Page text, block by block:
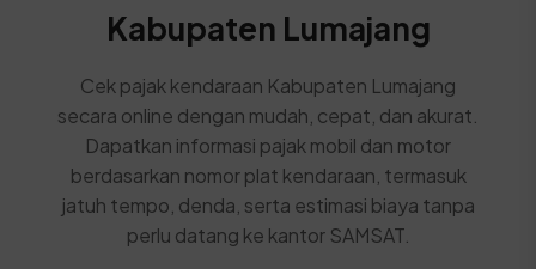
Kabupaten Lumajang
Cek pajak kendaraan Kabupaten Lumajang
secara online dengan mudah, cepat, dan akurat.
Dapatkan informasi pajak mobil dan motor
berdasarkan nomor plat kendaraan, termasuk
jatuh tempo, denda, serta estimasi biaya tanpa
perlu datang ke kantor SAMSAT.